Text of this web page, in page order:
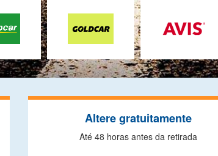
Altere gratuitamente
Até 48 horas antes da retirada